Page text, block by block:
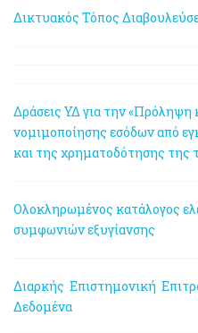
Δικτυακός Τόπος
Δράσεις ΥΔ για την «Πρόληψη
νομιμοποίησης εσόδων από
και της χρηματοδότησης της
Ολοκληρωμένος κατάλογος
συμφωνιών εξυγίανσης
Διαρκής Επιστημονική
Δεδομένα